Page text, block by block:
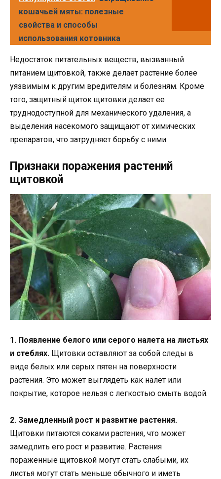
кошачьей мяты: полезные
свойства и способы
использования котовника
Недостаток питательных веществ, вызванный
питанием щитовкой, также делает растение более
уязвимым к другим вредителям и болезням. Кроме
того, защитный щиток щитовки делает ее
труднодоступной для механического удаления, а
выделения насекомого защищают от химических
препаратов, что затрудняет борьбу с ними.
Признаки поражения растений
щитовкой
1. Появление белого или серого налета на листьях
и стеблях. Щитовки оставляют за собой следы в
виде белых или серых пятен на поверхности
растения. Это может выглядеть как налет или
покрытие, которое нельзя с легкостью смыть водой.
2. Замедленный рост и развитие растения.
Щитовки питаются соками растения, что может
замедлить его рост и развитие. Растения
пораженные щитовкой могут стать слабыми, их
листья могут стать меньше обычного и иметь